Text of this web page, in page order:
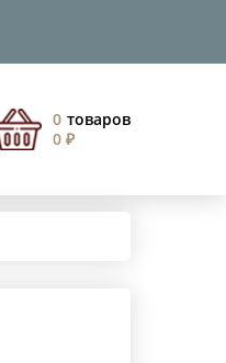
0 товаров
0 ₽